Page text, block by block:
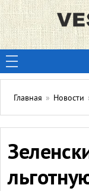
Главная » Новости